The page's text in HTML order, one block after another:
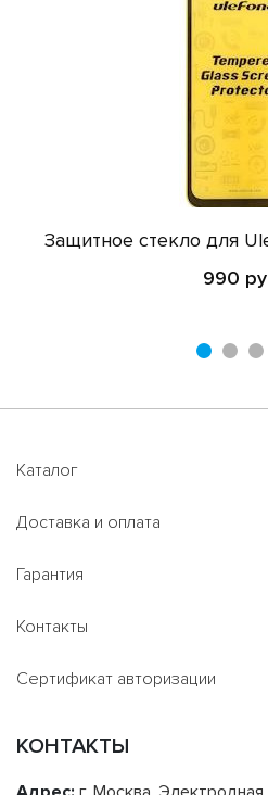
Защитное стекло для
990
Каталог
Доставка и оплата
Гарантия
Контакты
Сертификат авторизации
КОНТАКТЫ